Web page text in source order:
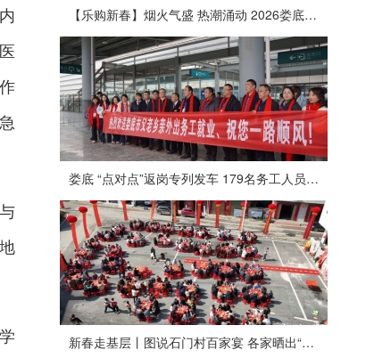
【乐购新春】烟火气盛 热潮涌动 2026娄底春节消费市场喜迎“开门红”
娄底 “点对点”返岗专列发车 179名务工人员免费赴沪
新春走基层丨图说石门村百家宴 各家晒出“拿手菜”